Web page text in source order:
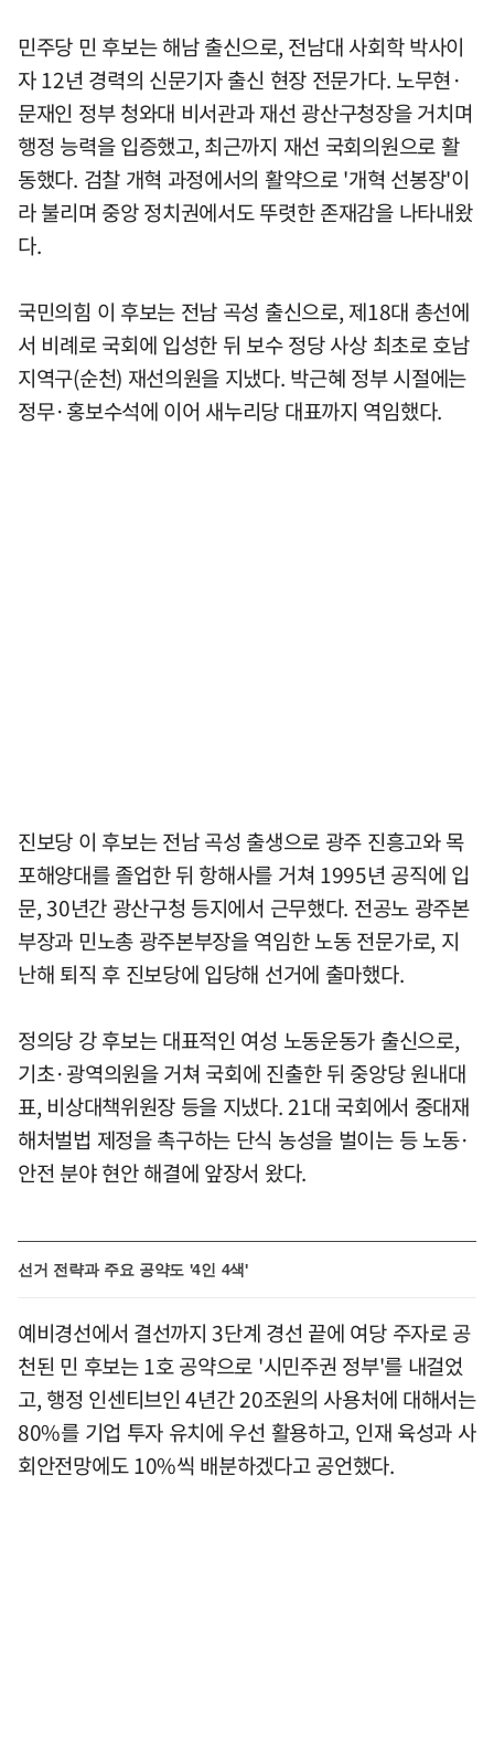
민주당 민 후보는 해남 출신으로, 전남대 사회학 박사이
자 12년 경력의 신문기자 출신 현장 전문가다. 노무현·
문재인 정부 청와대 비서관과 재선 광산구청장을 거치며
행정 능력을 입증했고, 최근까지 재선 국회의원으로 활
동했다. 검찰 개혁 과정에서의 활약으로 '개혁 선봉장'이
라 불리며 중앙 정치권에서도 뚜렷한 존재감을 나타내왔
다.
국민의힘 이 후보는 전남 곡성 출신으로, 제18대 총선에
서 비례로 국회에 입성한 뒤 보수 정당 사상 최초로 호남
지역구(순천) 재선의원을 지냈다. 박근혜 정부 시절에는
정무·홍보수석에 이어 새누리당 대표까지 역임했다.
진보당 이 후보는 전남 곡성 출생으로 광주 진흥고와 목
포해양대를 졸업한 뒤 항해사를 거쳐 1995년 공직에 입
문, 30년간 광산구청 등지에서 근무했다. 전공노 광주본
부장과 민노총 광주본부장을 역임한 노동 전문가로, 지
난해 퇴직 후 진보당에 입당해 선거에 출마했다.
정의당 강 후보는 대표적인 여성 노동운동가 출신으로,
기초·광역의원을 거쳐 국회에 진출한 뒤 중앙당 원내대
표, 비상대책위원장 등을 지냈다. 21대 국회에서 중대재
해처벌법 제정을 촉구하는 단식 농성을 벌이는 등 노동·
안전 분야 현안 해결에 앞장서 왔다.
선거 전략과 주요 공약도 '4인 4색'
예비경선에서 결선까지 3단계 경선 끝에 여당 주자로 공
천된 민 후보는 1호 공약으로 '시민주권 정부'를 내걸었
고, 행정 인센티브인 4년간 20조원의 사용처에 대해서는
80%를 기업 투자 유치에 우선 활용하고, 인재 육성과 사
회안전망에도 10%씩 배분하겠다고 공언했다.